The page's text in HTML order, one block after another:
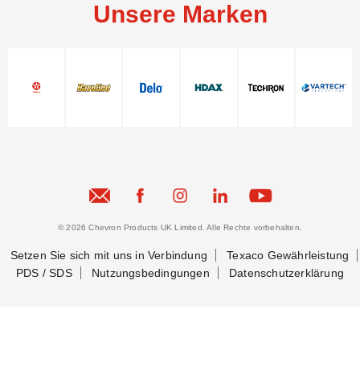
Unsere Marken
© 2026 Chevron Products UK Limited. Alle Rechte vorbehalten.
Setzen Sie sich mit uns in Verbindung
Texaco Gewährleistung
PDS / SDS
Nutzungsbedingungen Datenschutzerklärung